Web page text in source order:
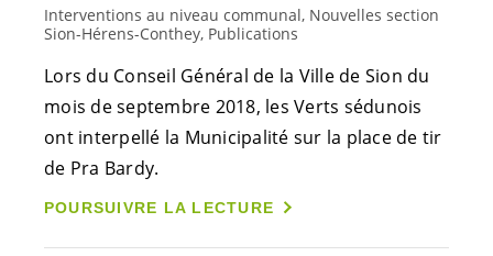
Interventions au niveau communal, Nouvelles section
Sion-Hérens-Conthey, Publications
Lors du Conseil Général de la Ville de Sion du
mois de septembre 2018, les Verts sédunois
ont interpellé la Municipalité sur la place de tir
de Pra Bardy.
POURSUIVRE LA LECTURE